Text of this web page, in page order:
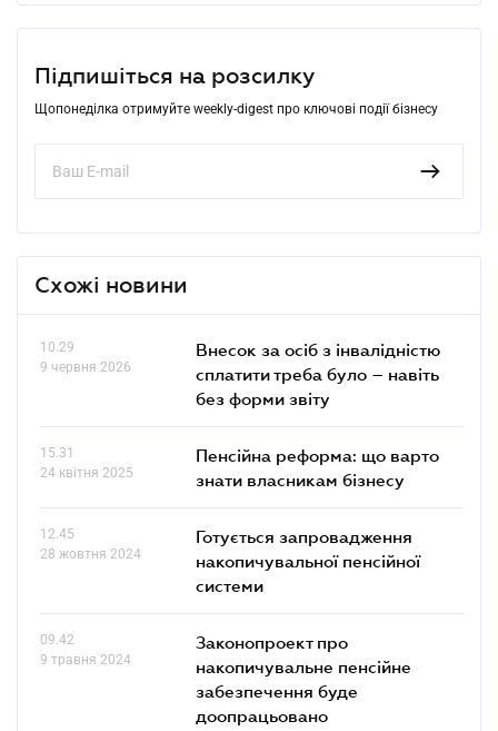
Підпишіться на розсилку
Щопонеділка отримуйте weekly-digest про ключові події бізнесу
Схожі новини
10.29
9 червня 2026
Внесок за осіб з інвалідністю
сплатити треба було – навіть
без форми звіту
15.31
24 квітня 2025
Пенсійна реформа: що варто
знати власникам бізнесу
12.45
28 жовтня 2024
Готується запровадження
накопичувальної пенсійної
системи
09.42
9 травня 2024
Законопроект про
накопичувальне пенсійне
забезпечення буде
доопрацьовано